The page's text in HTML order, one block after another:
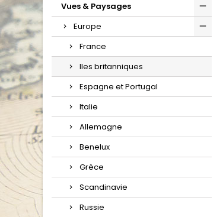
Vues & Paysages
Europe
France
Iles britanniques
Espagne et Portugal
Italie
Allemagne
Benelux
Grèce
Scandinavie
Russie